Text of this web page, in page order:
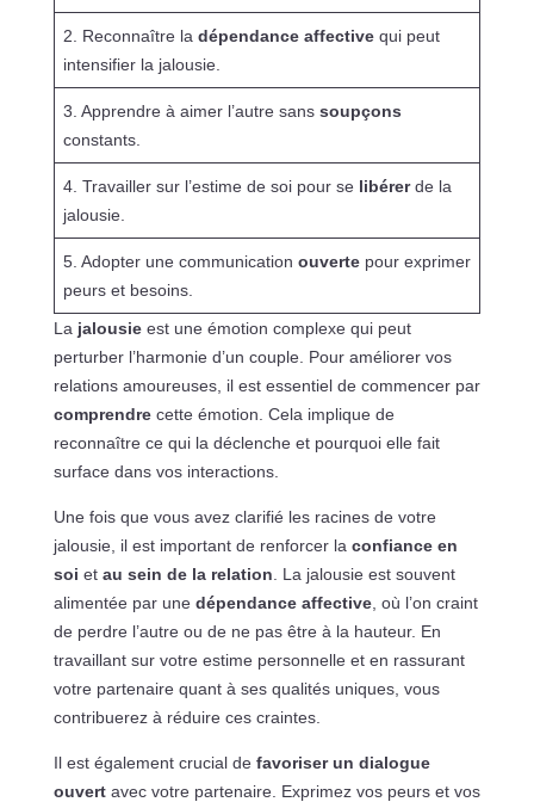
2. Reconnaître la dépendance affectivequi peut
intensifier la jalousie.
3. Apprendre à aimer l’autre sans soupçons
constants.
4. Travailler sur l’estime de soi pour se libérerde la
jalousie.
5. Adopter une communication ouvertepour exprimer
peurs et besoins.
La jalousieest une émotion complexe qui peut
perturber l’harmonie d’un couple. Pour améliorer vos
relations amoureuses, il est essentiel de commencer par
comprendrecette émotion. Cela implique de
reconnaître ce qui la déclenche et pourquoi elle fait
surface dans vos interactions.
Une fois que vous avez clarifié les racines de votre
jalousie, il est important de renforcer la confiance en
soi et au sein de la relation . La jalousie est souvent
alimentée par une dépendance affective, où l’on craint
de perdre l’autre ou de ne pas être à la hauteur. En
travaillant sur votre estime personnelle et en rassurant
votre partenaire quant à ses qualités uniques, vous
contribuerez à réduire ces craintes.
Il est également crucial de favoriser un dialogue
ouvertavec votre partenaire. Exprimez vos peurs et vos